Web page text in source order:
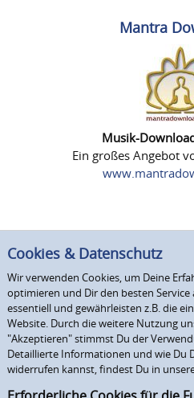
Mantra
Musik-
Ein großes Angebot
Cookies & Datenschutz
Wir verwenden Cookies, um Deine
optimieren und Dir den besten
essentiell und gewährleisten z.B. die
Website. Durch die weitere Nutzung
"Akzeptieren" stimmst Du der
Detaillierte Informationen und wie Du
widerrufen kannst, findest Du in